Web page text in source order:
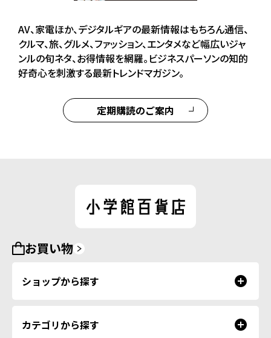
AV、家電ほか、デジタルギアの最新情報はもちろん通信、
クルマ、旅、グルメ、ファッション、エンタメなど幅広いジャ
ンルの旬ネタ、お得情報を網羅。ビジネスパーソンの知的
好奇心を刺激する最新トレンドマガジン。
定期購読のご案内
お買い物
ショップから探す
カテゴリから探す